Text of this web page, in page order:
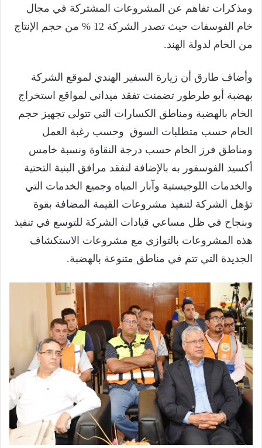
ومذكرات تفاهم عن المشروعات المشتركة في مجال
خام الفوسفات حيث تصدر الشركة 12 % من حجم الإنتاج
من الخام لدولة الهند.
وأضاف طارق أن زيارة السفير الهندي لموقع الشركة
بهضبة أبو طرطور تضمنت تفقد ميداني لمواقع استخراج
الخام بالهضبة ومناطق الكسارات التي تتولى تجهيز حجم
الخام حسب متطلبات السوق وحسب رغبة العمل
ومناطق فرز الخام حسب درجة النقاوة ونسبة خامس
أكسيد الفوسفور به بالإضافة لتفقد مرافق البنية التحتية
والخدمات اللوجيستية وآبار المياه وجميع الخدمات التي
تؤهل الشركة لتنفيذ مشروعات القيمة المضافة بقوة
وبنجاح في ظل مساعي قيادات الشركة للتوسع في تنفيذ
هذه المشروعات بالتوازي مع مشروعات الاستكشاف
الجديدة التي تتم في مناطق متنوعة بالهضبة.